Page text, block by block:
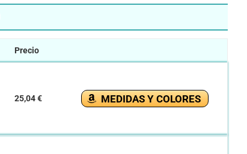
Precio
25,04 € MEDIDAS Y COLORES